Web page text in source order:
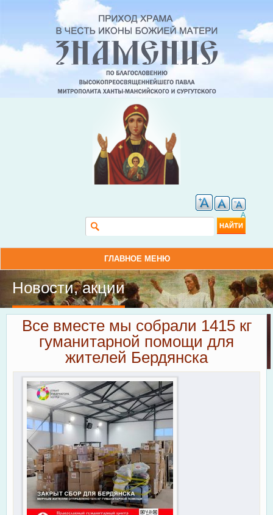
A
Форма поиска
ГЛАВНОЕ МЕНЮ
Новости, акции
Все вместе мы собрали 1415 кг
гуманитарной помощи для
жителей Бердянска